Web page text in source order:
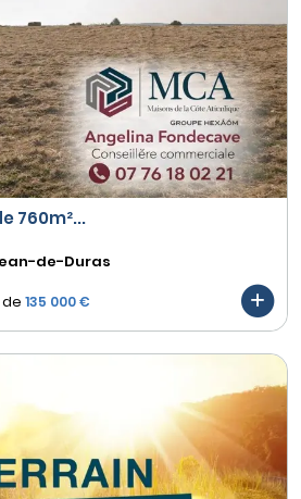
760m²...
de-Duras
135 000 €